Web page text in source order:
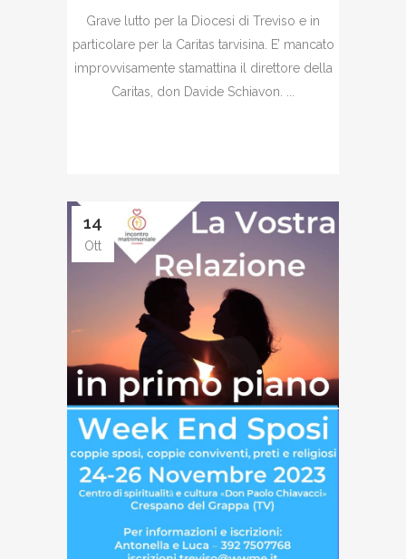
Grave lutto per la Diocesi di Treviso e in
particolare per la Caritas tarvisina. E’ mancato
improvvisamente stamattina il direttore della
Caritas, don Davide Schiavon. ...
14
Ott